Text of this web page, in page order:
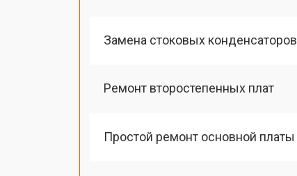
Замена стоковых конденсаторов
Ремонт второстепенных плат
Простой ремонт основной платы